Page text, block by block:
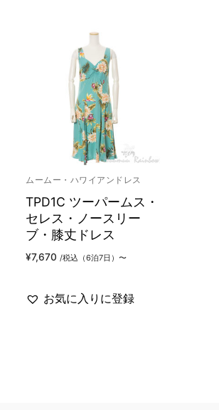
ムームー・ハワイアンドレス
TPD1C ツーパームス・
セレス・ノースリー
ブ・膝丈ドレス
¥7,670 /税込（6泊7日）〜
お気に入りに登録